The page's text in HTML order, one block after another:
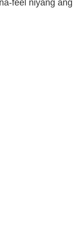
feel niyang ang